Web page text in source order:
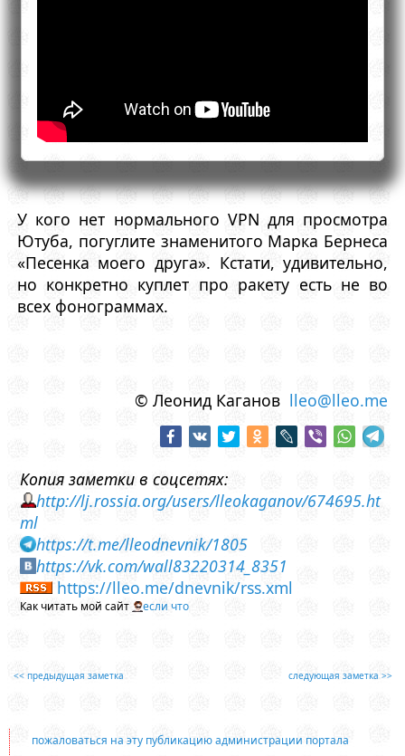
У кого нет нормального VPN для просмотра
Ютуба, погуглите знаменитого Марка Бернеса
«Песенка моего друга». Кстати, удивительно,
но конкретно куплет про ракету есть не во
всех фонограммах.
© Леонид Каганов lleo@lleo.me
Копия заметки в соцсетях:
http://lj.rossia.org/users/lleokaganov/674695.ht
ml
https://t.me/lleodnevnik/1805
https://vk.com/wall83220314_8351
https://lleo.me/dnevnik/rss.xml
Как читать мой сайт если что
<< предыдущая заметка следующая заметка >>
пожаловаться на эту публикацию администрации портала